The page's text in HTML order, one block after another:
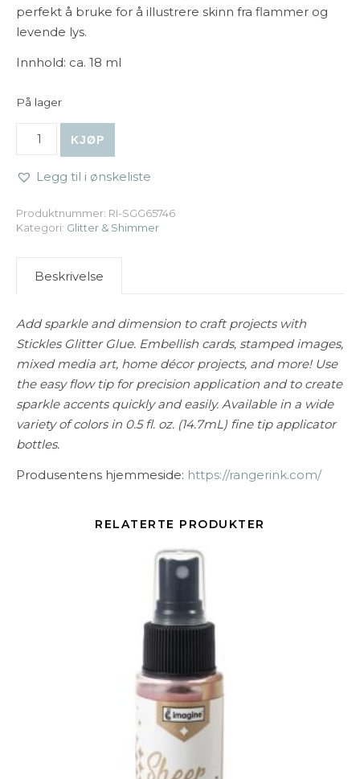
perfekt å bruke for å illustrere skinn fra flammer og
levende lys.
Innhold: ca. 18 ml
På lager
KJØP
Legg til i ønskeliste
Produktnummer: RI-SGG65746
Kategori: Glitter & Shimmer
Beskrivelse
Add sparkle and dimension to craft projects with
Stickles Glitter Glue. Embellish cards, stamped images,
mixed media art, home décor projects, and more! Use
the easy flow tip for precision application and to create
sparkle accents quickly and easily. Available in a wide
variety of colors in 0.5 fl. oz. (14.7mL) fine tip applicator
bottles.
Produsentens hjemmeside: https://rangerink.com/
RELATERTE PRODUKTER